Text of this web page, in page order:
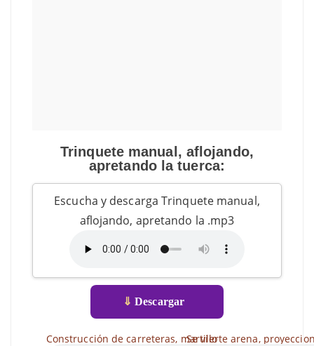
Trinquete manual, aflojando,
apretando la tuerca:
Escucha y descarga Trinquete manual,
aflojando, apretando la .mp3
⇓ Descargar
Construcción de carreteras, martilloSe vierte arena,